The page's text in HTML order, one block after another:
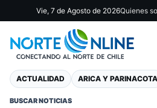
Vie, 7 de Agosto de 2026Quienes
ACTUALIDAD ARICA Y PARINACOTA
BUSCAR NOTICIAS